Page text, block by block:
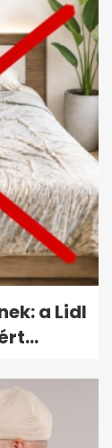
a Lidl